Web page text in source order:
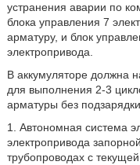
устранения аварии по
блока управления 7
арматуру, и блок
электропривода.
В аккумуляторе должна
для выполнения 2-3
арматуры без подзарядки.
1. Автономная система
электропривода
трубопроводах с